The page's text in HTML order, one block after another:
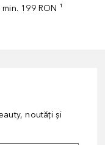
199 RON ¹
noutăți și